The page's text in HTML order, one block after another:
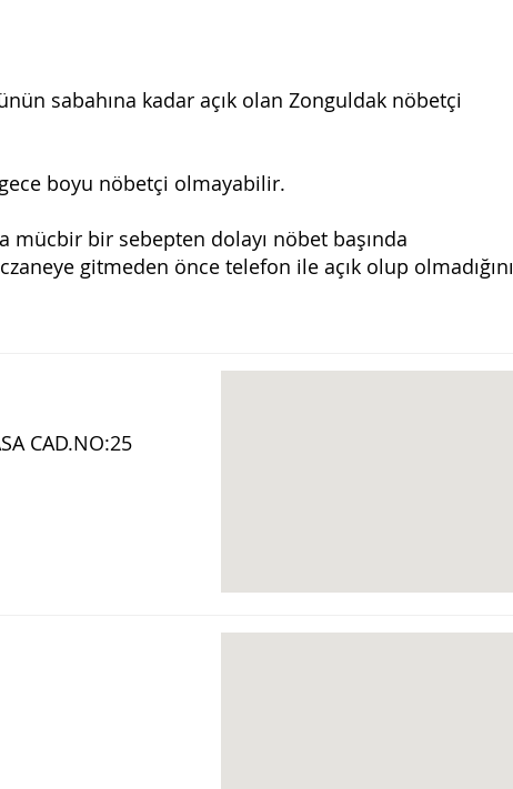
sabahına kadar açık olan Zonguldak nöbetçi
gece boyu nöbetçi olmayabilir.
mücbir bir sebepten dolayı nöbet başında
gitmeden önce telefon ile açık olup olmadığını
CAD.NO:25